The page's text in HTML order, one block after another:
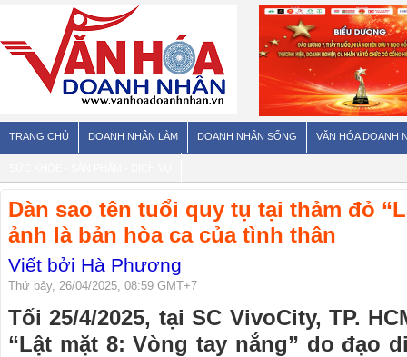
TRANG CHỦ DOANH NHÂN LÀM DOANH NHÂN SỐNG VĂN HÓA DOANH
Dàn sao tên tuổi quy tụ tại thảm đỏ
ảnh là bản hòa ca của tình thân
Viết bởi Hà Phương
Thứ bảy, 26/04/2025, 08:59 GMT+7
Tối 25/4/2025, tại SC VivoCity, TP.
“Lật mặt 8: Vòng tay nắng” do đạo